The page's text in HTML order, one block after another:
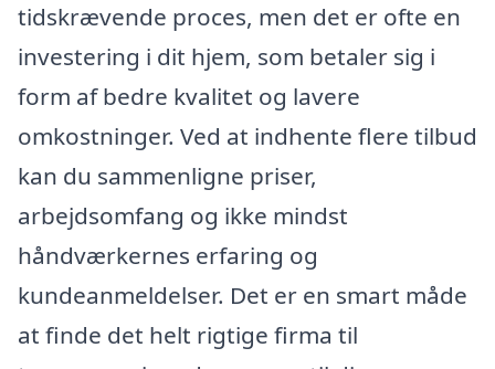
tidskrævende proces, men det er ofte en
investering i dit hjem, som betaler sig i
form af bedre kvalitet og lavere
omkostninger. Ved at indhente flere tilbud
kan du sammenligne priser,
arbejdsomfang og ikke mindst
håndværkernes erfaring og
kundeanmeldelser. Det er en smart måde
at finde det helt rigtige firma til